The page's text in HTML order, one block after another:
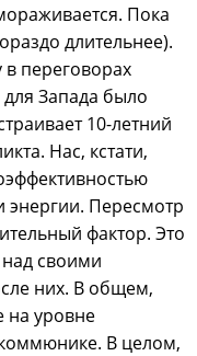
Пока
длительнее).
переговорах
для Запада было
10-летний
Нас, кстати,
энергии. Пересмотр
фактор. Это
своими
них. В общем,
на уровне
В целом,